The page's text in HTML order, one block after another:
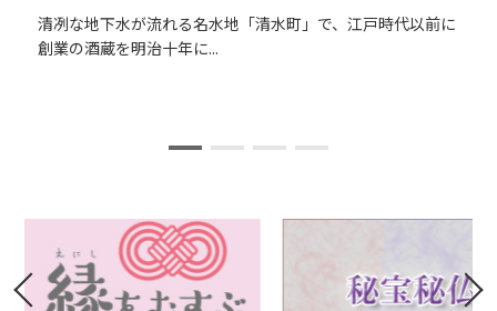
清冽な地下水が流れる名水地「清水町」で、江戸時代以前に
創業の酒蔵を明治十年に...